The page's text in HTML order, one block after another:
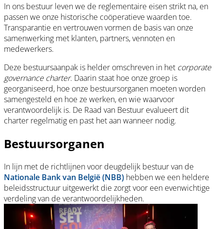
In ons bestuur leven we de reglementaire eisen strikt na, en
passen we onze historische coöperatieve waarden toe.
Transparantie en vertrouwen vormen de basis van onze
samenwerking met klanten, partners, vennoten en
medewerkers.
Deze bestuursaanpak is helder omschreven in het corporate
governance charter. Daarin staat hoe onze groep is
georganiseerd, hoe onze bestuursorganen moeten worden
samengesteld en hoe ze werken, en wie waarvoor
verantwoordelijk is. De Raad van Bestuur evalueert dit
charter regelmatig en past het aan wanneer nodig.
Bestuursorganen
In lijn met de richtlijnen voor deugdelijk bestuur van de
Nationale Bank van België (NBB) hebben we een heldere
beleidsstructuur uitgewerkt die zorgt voor een evenwichtige
verdeling van de verantwoordelijkheden.